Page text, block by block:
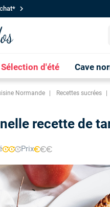
chevron_right
Sélection d'été Cave
Normande Recettes sucrées
recette de
Prix